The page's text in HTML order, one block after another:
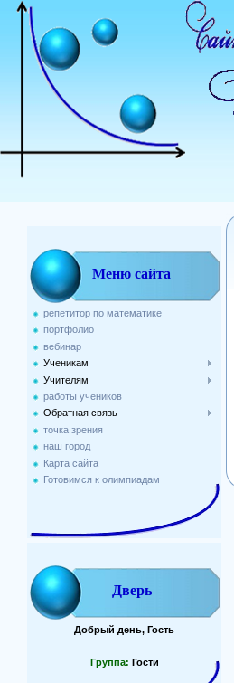
Меню сайта
репетитор по математике
портфолио
вебинар
Ученикам
Учителям
работы учеников
Обратная связь
точка зрения
наш город
Карта сайта
Готовимся к олимпиадам
Дверь
Добрый день, Гость
Группа: Гости